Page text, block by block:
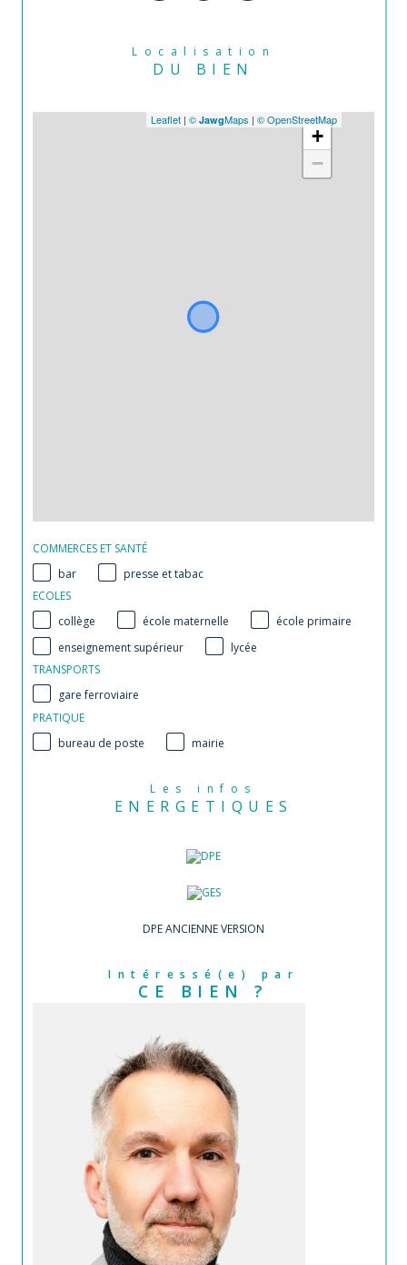
Localisation
DU BIEN
+
−
Leaflet | © JawgMaps | © OpenStreetMap
COMMERCES ET SANTÉ
bar
presse et tabac
ECOLES
collège
école maternelle
école primaire
enseignement supérieur
lycée
TRANSPORTS
gare ferroviaire
PRATIQUE
bureau de poste
mairie
Les infos
ENERGETIQUES
DPE ANCIENNE VERSION
Intéressé(e) par
CE BIEN ?